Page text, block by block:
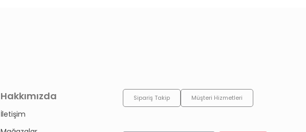
Hakkımızda
İletişim
Sipariş Takip Müşteri Hizmetleri